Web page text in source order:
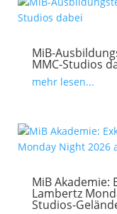
MiB-
MMC-Studios
mehr lesen...
MiB Akademie:
Lambertz
Studios-